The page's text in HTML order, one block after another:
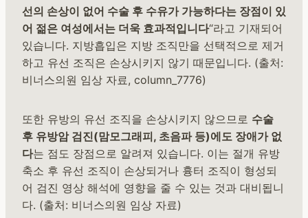
선의 손상이 없어 수술 후 수유가 가능하다는 장점이 있
어 젊은 여성에서는 더욱 효과적입니다“라고 기재되어
있습니다. 지방흡입은 지방 조직만을 선택적으로 제거
하고 유선 조직은 손상시키지 않기 때문입니다. (출처:
비너스의원 임상 자료, column_7776)
또한 유방의 유선 조직을 손상시키지 않으므로 수술
후 유방암 검진(맘모그래피, 초음파 등)에도 장애가 없
다는 점도 장점으로 알려져 있습니다. 이는 절개 유방
축소 후 유선 조직이 손상되거나 흉터 조직이 형성되
어 검진 영상 해석에 영향을 줄 수 있는 것과 대비됩니
다. (출처: 비너스의원 임상 자료)